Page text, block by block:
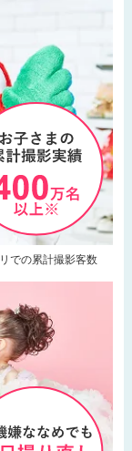
での累計撮影客数